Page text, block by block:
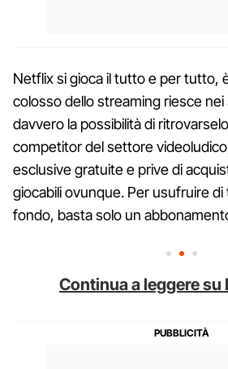
Netflix si gioca il tutto e per tutto,
colosso dello streaming riesce nei
davvero la possibilità di
competitor del settore
esclusive gratuite e prive di
giocabili ovunque. Per usufruire
fondo, basta solo un
Continua a leggere su